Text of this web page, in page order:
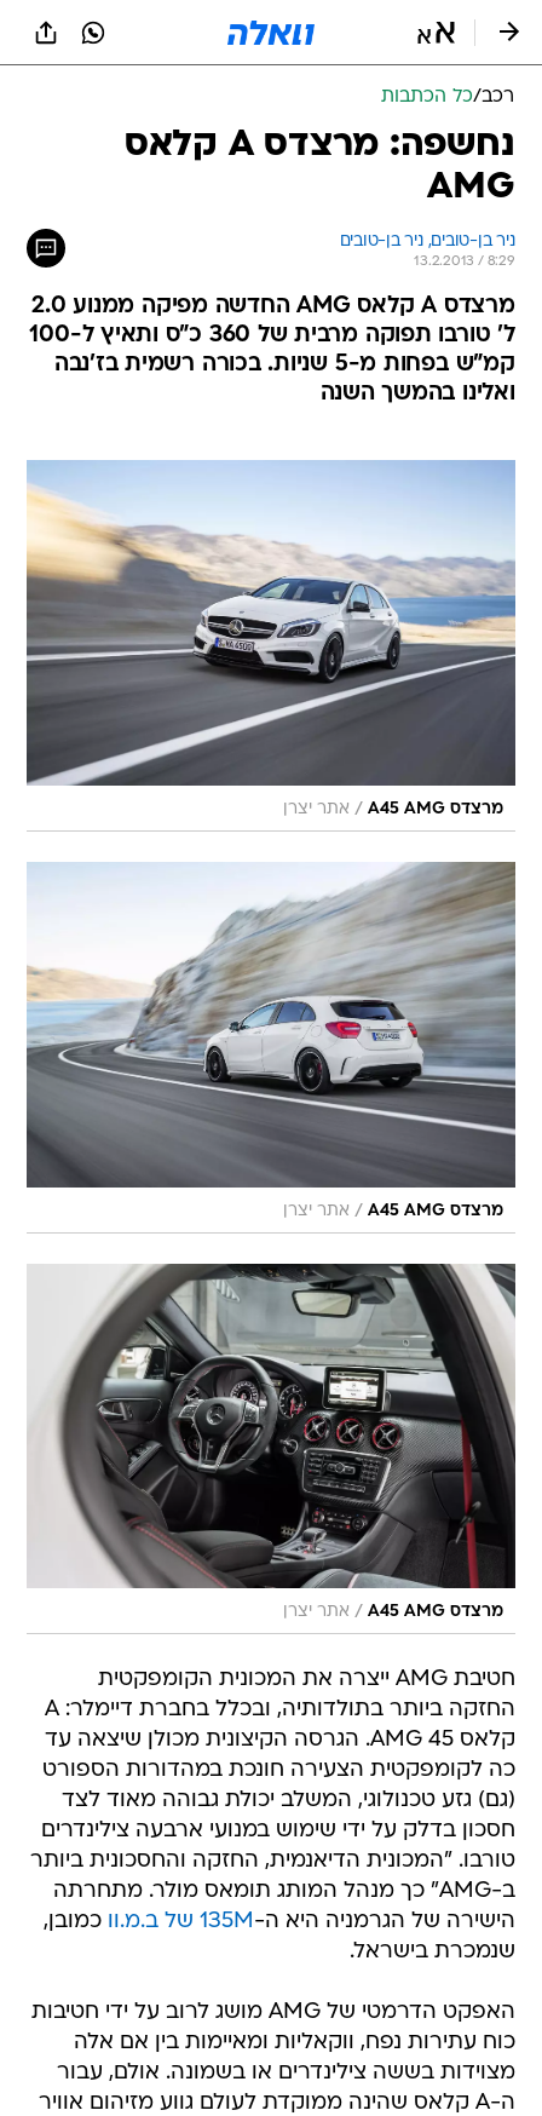
רכב/כל הכתבות
נחשפה: מרצדס A קלאס
AMG
ניר בן-טובים, ניר בן-טובים
13.2.2013 / 8:29
מרצדס A קלאס AMG החדשה מפיקה ממנוע 2.0
ל' טורבו תפוקה מרבית של 360 כ"ס ותאיץ ל-100
קמ"ש בפחות מ-5 שניות. בכורה רשמית בז'נבה
ואלינו בהמשך השנה
מרצדס A45 AMG / אתר יצרן
מרצדס A45 AMG / אתר יצרן
מרצדס A45 AMG / אתר יצרן
חטיבת AMG ייצרה את המכונית הקומפקטית
החזקה ביותר בתולדותיה, ובכלל בחברת דיימלר: A
קלאס 45 AMG. הגרסה הקיצונית מכולן שיצאה עד
כה לקומפקטית הצעירה חונכת במהדורות הספורט
(גם) גזע טכנולוגי, המשלב יכולת גבוהה מאוד לצד
חסכון בדלק על ידי שימוש במנועי ארבעה צילינדרים
טורבו. "המכונית הדיאנמית, החזקה והחסכונית ביותר
ב-AMG" כך מנהל המותג תומאס מולר. מתחרתה
הישירה של הגרמניה היא ה-135M של ב.מ.וו
כמובן,
שנמכרת בישראל.
האפקט הדרמטי של AMG מושג לרוב על ידי חטיבות
כוח עתירות נפח, ווקאליות ומאיימות בין אם אלה
מצוידות בששה צילינדרים או בשמונה. אולם, עבור
ה-A קלאס שהינה ממוקדת לעולם גווע מזיהום אוויר